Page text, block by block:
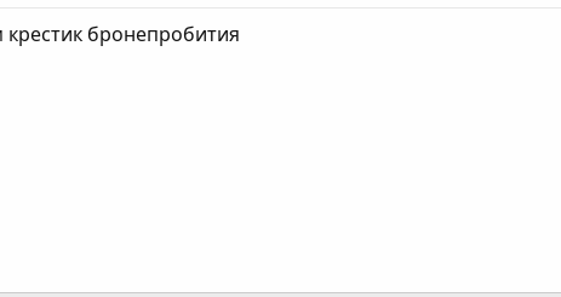
бронепробития